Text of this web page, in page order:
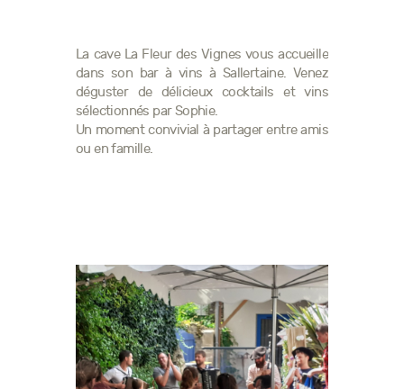
BOUTIQUE EN LIGNE
La cave La Fleur des Vignes vous accueille
dans son bar à vins à Sallertaine. Venez
déguster de délicieux cocktails et vins
sélectionnés par Sophie.
Un moment convivial à partager entre amis
ou en famille.